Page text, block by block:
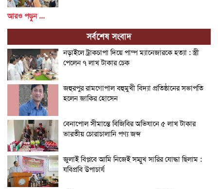
আরও পড়ুন ...
সর্বশেষ সংবাদ
নড়াইলে ট্রাকচাপা দিয়ে পাম্প ম্যানেজারকে হত্যা : স্ত্রী
পেলেন ৭ লাখ টাকার চেক
জহুরপুর রামগোপাল বহুমুখী বিদ্যা প্রতিষ্ঠানের সভাপতি
হলেন জাকির হোসেন
বেনাপোল সীমান্তে বিজিবির অভিযানে ৫ লাখ টাকার
ভারতীয় চোরাচালানি পণ্য জব্দ
জুলাই বিপ্লবে আমি নিজেই সম্মুখ সারির যোদ্ধা ছিলাম :
যবিপ্রবি উপাচার্য